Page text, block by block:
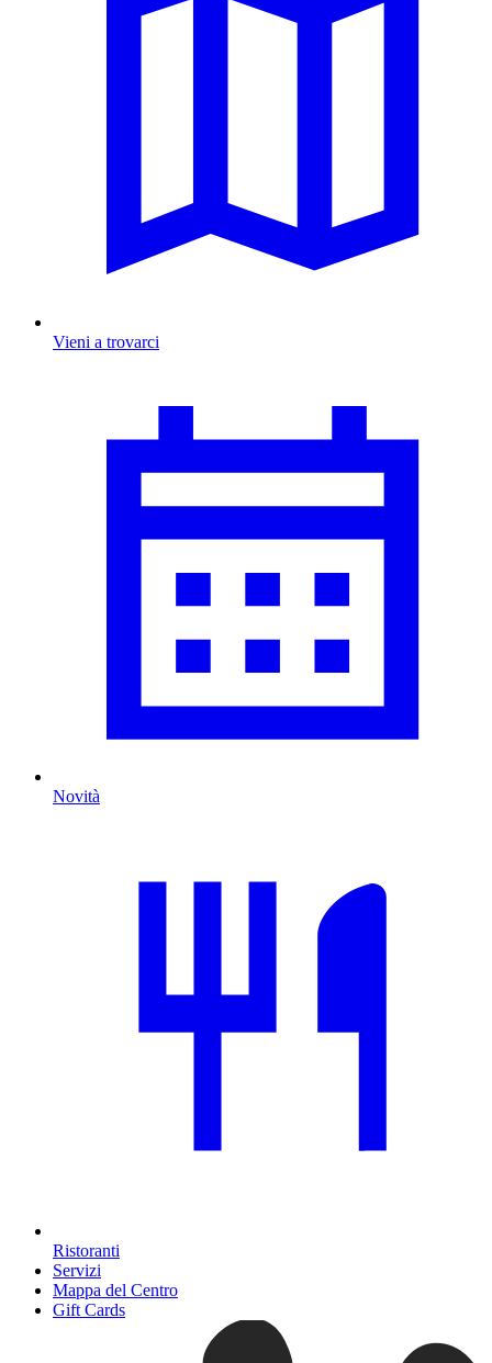
Vieni a trovarci
Novità
Ristoranti
Servizi
Mappa del Centro
Gift Cards